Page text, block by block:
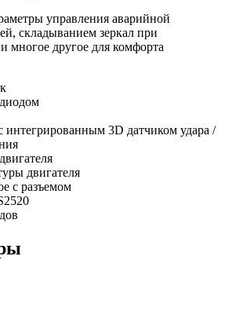
управления аварийной
складыванием зеркал при
многое другое для комфорта
интегрированным 3D датчиком удара /
двигателя
с разъемом